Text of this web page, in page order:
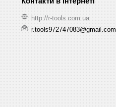
http://r-tools.com.ua
r.tools972747083@gmail.com